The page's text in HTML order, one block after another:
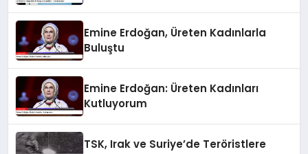
Emine Erdoğan, Üreten Kadınlarla
Buluştu
Emine Erdoğan: Üreten Kadınları
Kutluyorum
TSK, Irak ve Suriye’de Teröristlere